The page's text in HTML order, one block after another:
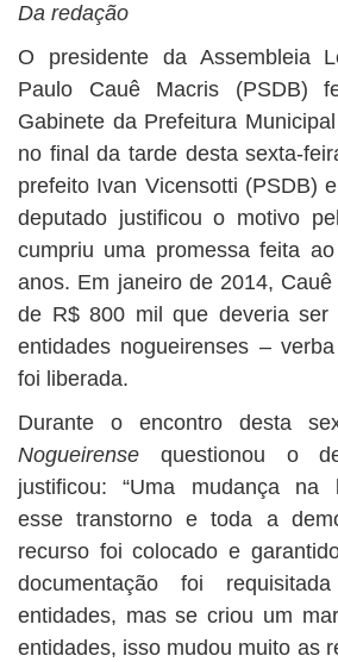
Da redação
O presidente da Assembleia
Paulo Cauê Macris (PSDB)
Gabinete da Prefeitura
no final da tarde desta sexta-
prefeito Ivan Vicensotti (PSDB)
deputado justificou o motivo
cumpriu uma promessa feita
anos. Em janeiro de 2014, Cauê
de R$ 800 mil que deveria ser
entidades nogueirenses –
foi liberada.
Durante o encontro desta
Nogueirense questionou o
justificou: “Uma mudança na
esse transtorno e toda a
recurso foi colocado e
documentação foi
entidades, mas se criou um
entidades, isso mudou muito as